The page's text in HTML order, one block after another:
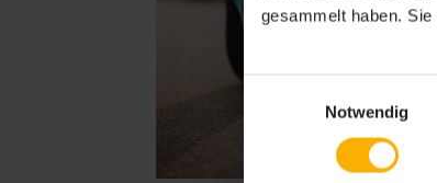
gesammelt haben.
Notwendig